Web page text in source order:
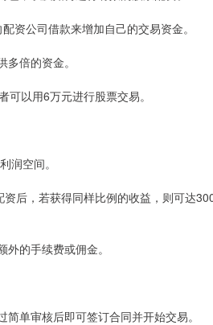
资公司借款来增加自己的交易资金。
倍的资金。
以用6万元进行股票交易。
润空间。
后，若获得同样比例的收益，则可达
的手续费或佣金。
单审核后即可签订合同并开始交易。